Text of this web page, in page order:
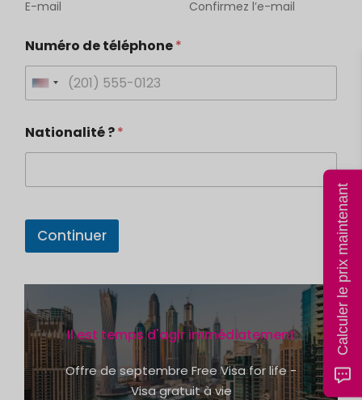
E-mail Confirmez l’e-mail
Numéro de téléphone*
U
i
t
e
s
+
1
Nationalité ?*
Continuer
Il est temps d'agir immédiatement
Offre de septembre Free Visa for life -
Visa gratuit à vie
Calculer le prix maintenant